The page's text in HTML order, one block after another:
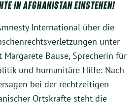
IN AFGHANISTAN EINSTEHEN!
International über die
unter
Bause, Sprecherin für
und humanitäre Hilfe: Nach
bei der rechtzeitigen
Ortskräfte steht die